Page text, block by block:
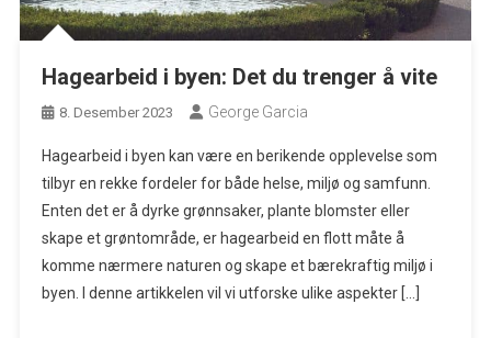
Hagearbeid i byen: Det du trenger å vite
8. Desember 2023 George Garcia
Hagearbeid i byen kan være en berikende opplevelse som
tilbyr en rekke fordeler for både helse, miljø og samfunn.
Enten det er å dyrke grønnsaker, plante blomster eller
skape et grøntområde, er hagearbeid en flott måte å
komme nærmere naturen og skape et bærekraftig miljø i
byen. I denne artikkelen vil vi utforske ulike aspekter […]